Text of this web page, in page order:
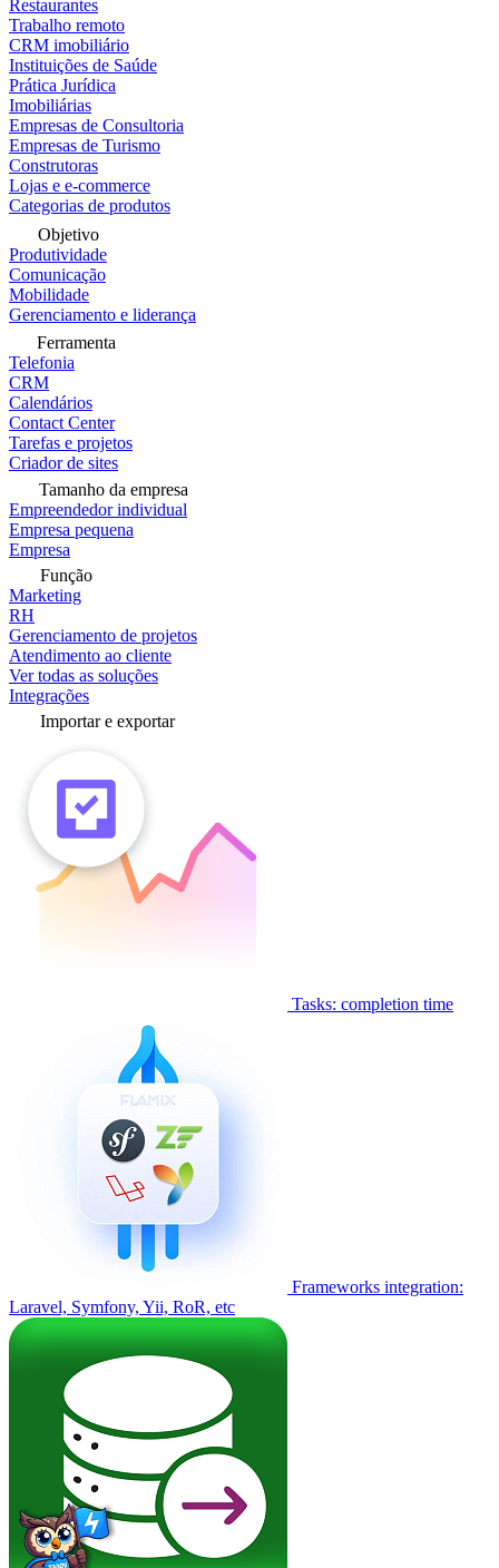
Restaurantes
Trabalho remoto
CRM imobiliário
Instituições de Saúde
Prática Jurídica
Imobiliárias
Empresas de Consultoria
Empresas de Turismo
Construtoras
Lojas e e-commerce
Categorias de produtos
Objetivo
Produtividade
Comunicação
Mobilidade
Gerenciamento e liderança
Ferramenta
Telefonia
CRM
Calendários
Contact Center
Tarefas e projetos
Criador de sites
Tamanho da empresa
Empreendedor individual
Empresa pequena
Empresa
Função
Marketing
RH
Gerenciamento de projetos
Atendimento ao cliente
Ver todas as soluções
Integrações
Importar e exportar
Tasks: completion time
Frameworks integration:
Laravel, Symfony, Yii, RoR, etc